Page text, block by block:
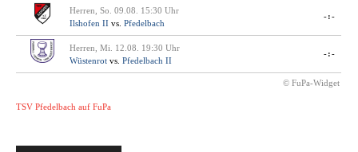
Herren, So. 09.08. 15:30 Uhr
Ilshofen II vs. Pfedelbach
-:-
Herren, Mi. 12.08. 19:30 Uhr
Wüstenrot vs. Pfedelbach II
-:-
© FuPa-Widget
TSV Pfedelbach auf FuPa